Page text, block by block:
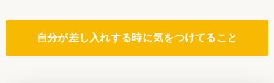
自分が差し入れする時に気をつけてること